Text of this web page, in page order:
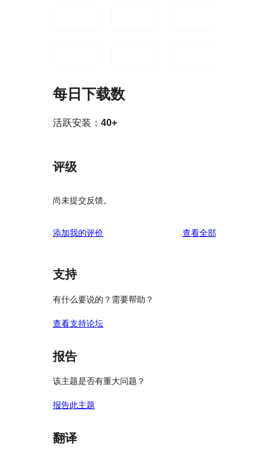
每日下载数
活跃安装： 40+
评级
尚未提交反馈。
添加我的评价 查看全部评
支持
有什么要说的？需要帮助？
查看支持论坛
报告
该主题是否有重大问题？
报告此主题
翻译